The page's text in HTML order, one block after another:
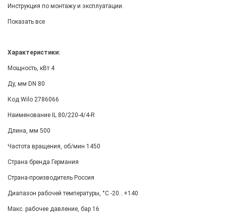
Инструкция по монтажу и эксплуатации.
Показать все
Характеристики:
Мощность, кВт 4
Ду, мм DN 80
Код Wilo 2786066
Наименование IL 80/220-4/4-R
Длина, мм 500
Частота вращения, об/мин 1450
Страна бренда Германия
Страна-производитель Россия
Диапазон рабочей температуры, °С -20...+140
Макс. рабочее давление, бар 16